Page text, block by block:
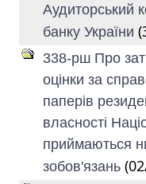
Аудиторський
банку України
338-рш Про
оцінки за
паперів
власності
приймаються
зобов'язань